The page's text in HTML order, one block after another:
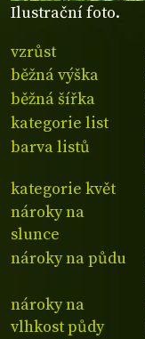
Ilustrační foto.
vzrůst
běžná výška
běžná šířka
kategorie list
barva listů
kategorie květ
nároky na
slunce
nároky na půdu
nároky na
vlhkost půdy